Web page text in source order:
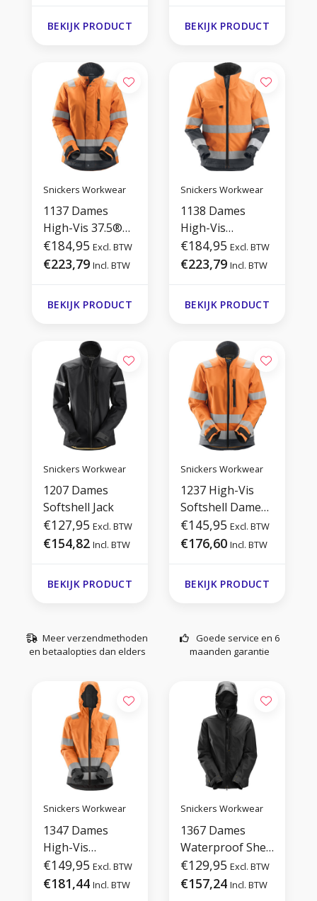
BEKIJK PRODUCT BEKIJK PRODUCT
Snickers Workwear
1137 Dames
High-Vis 37.5®
Isolerend Jack
€184,95 Excl. BTW
€223,79 Incl. BTW
BEKIJK PRODUCT
Snickers Workwear
1138 Dames
High-Vis
Isolerend Jack
€184,95 Excl. BTW
€223,79 Incl. BTW
BEKIJK PRODUCT
Snickers Workwear
1207 Dames
Softshell Jack
€127,95 Excl. BTW
€154,82 Incl. BTW
BEKIJK PRODUCT
Snickers Workwear
1237 High-Vis
Softshell Dames
Jack
€145,95 Excl. BTW
€176,60 Incl. BTW
BEKIJK PRODUCT
Meer verzendmethoden
en betaalopties dan elders
Goede service en 6
maanden garantie
Snickers Workwear
1347 Dames
High-Vis
Waterproof Shell
Jack
€149,95 Excl. BTW
€181,44 Incl. BTW
Snickers Workwear
1367 Dames
Waterproof Shell
Jack
€129,95 Excl. BTW
€157,24 Incl. BTW